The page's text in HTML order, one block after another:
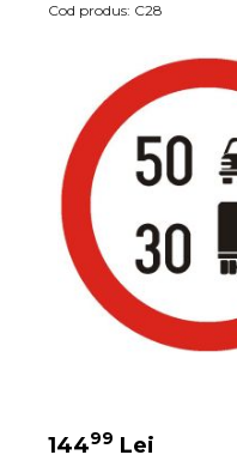
Cod produs: C28
14499 Lei